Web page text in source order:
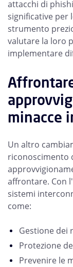
attacchi di
significative per
strumento
valutare la loro
implementare
minacce
Un altro
riconoscimento
affrontare. Con
sistemi
come:
Gestione dei
Protezione
Prevenire le